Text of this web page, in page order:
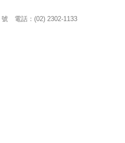
號 電話：(02) 2302-1133